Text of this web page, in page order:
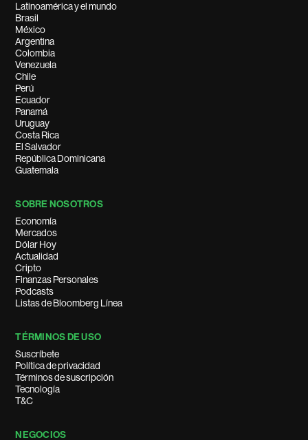
Latinoamérica y el mundo
Brasil
México
Argentina
Colombia
Venezuela
Chile
Perú
Ecuador
Panamá
Uruguay
Costa Rica
El Salvador
República Dominicana
Guatemala
SOBRE NOSOTROS
Economía
Mercados
Dólar Hoy
Actualidad
Cripto
Finanzas Personales
Podcasts
Listas de Bloomberg Línea
TÉRMINOS DE USO
Suscríbete
Política de privacidad
Términos de suscripción
Tecnología
T&C
NEGOCIOS